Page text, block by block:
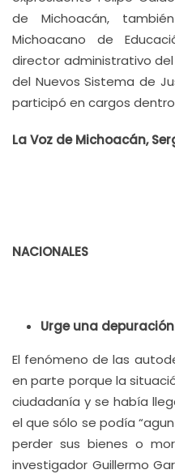
de Michoacán,
Michoacano de
director administrativo
del Nuevos Sistema de
participó en cargos dentro
La Voz de Michoacán,
NACIONALES
Urge una
El fenómeno de las
en parte porque la
ciudadanía y se había
el que sólo se podía
perder sus bienes o
investigador Guillermo